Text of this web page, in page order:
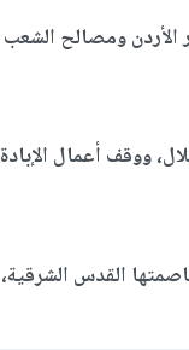
ومصالح الشعب
ووقف أعمال الإبادة
القدس الشرقية،